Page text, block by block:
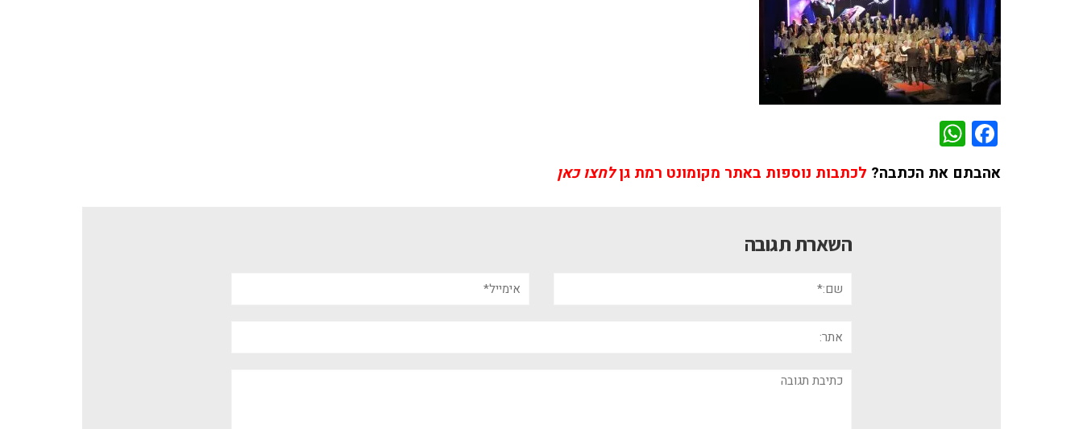
Facebook
אהבתם את הכתבה? לכתבות נוספות באתר מקומונט רמת גןלחצו כאן
השארת תגובה
תגובה